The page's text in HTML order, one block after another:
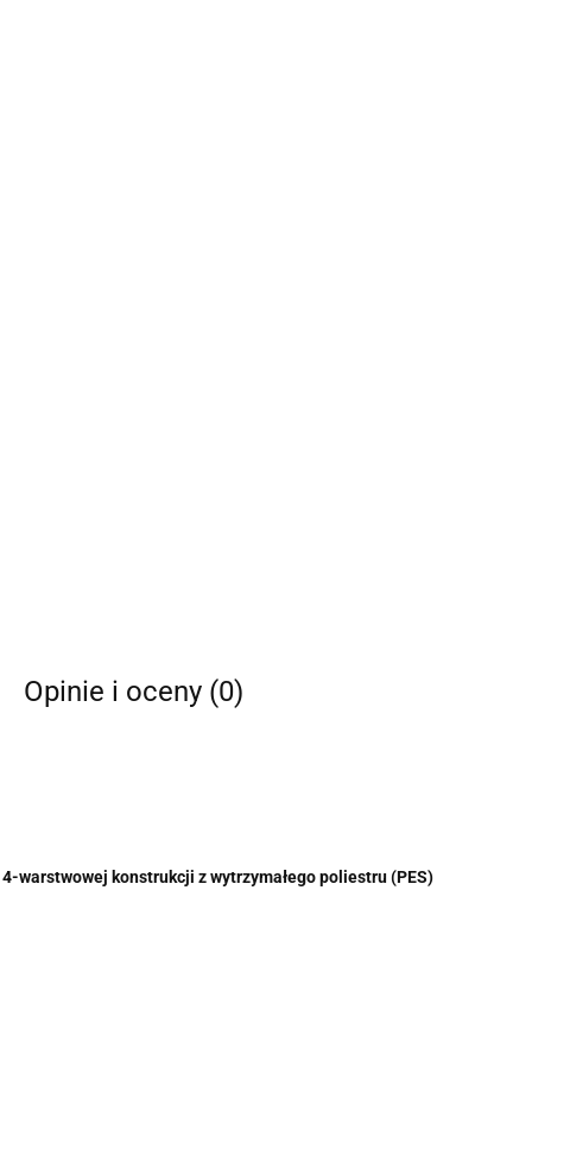
Opinie i oceny (0)
4-warstwowej konstrukcji z wytrzymałego poliestru (PES)